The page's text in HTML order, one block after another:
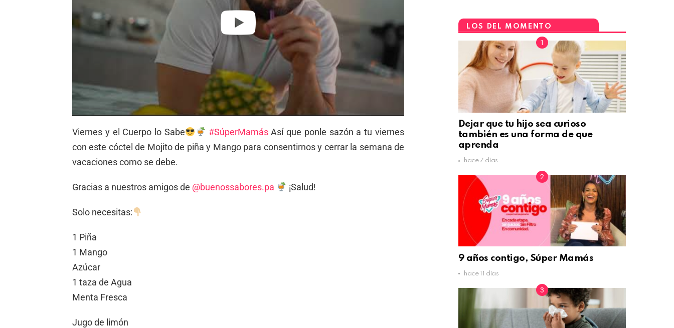
Viernes y el Cuerpo lo Sabe #SúperMamásAsí que ponle sazón a tu viernes
con este cóctel de Mojito de piña y Mango para consentirnos y cerrar la semana de
vacaciones como se debe.
Gracias a nuestros amigos de @buenossabores.pa ¡Salud!
Solo necesitas:
1 Piña
1 Mango
Azúcar
1 taza de Agua
Menta Fresca
Jugo de limón
LOS DEL MOMENTO
Dejar que tu hijo sea curioso
también es una forma de que
aprenda
hace 7 días
9 años contigo, Súper Mamás
hace 11 días